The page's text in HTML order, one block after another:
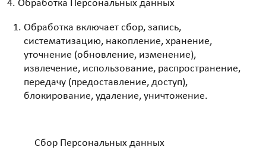
Обработка Персональных данных
Обработка включает сбор, запись,
систематизацию, накопление, хранение,
уточнение (обновление, изменение),
извлечение, использование, распространение,
передачу (предоставление, доступ),
блокирование, удаление, уничтожение.
Сбор Персональных данных